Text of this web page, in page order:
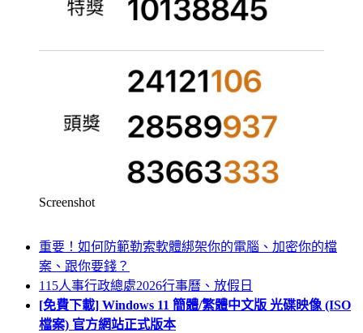
Screenshot
重要！如何防範勒索軟體綁架你的電腦、加密你的檔
案、跟你要錢？
115人事行政總處2026行事曆、放假日
[免費下載] Windows 11 簡體/繁體中文版 光碟映像 (ISO
檔案) 官方網站正式版本